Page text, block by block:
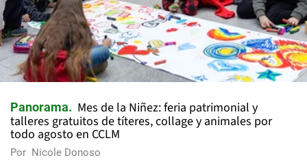
Panorama
Mes de la Niñez: feria patrimonial y
talleres gratuitos de títeres, collage y animales por
todo agosto en CCLM
Por Nicole Donoso